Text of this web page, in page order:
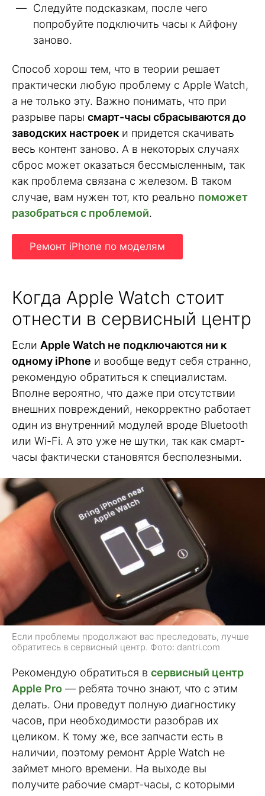
Следуйте подсказкам, после чего
попробуйте подключить часы к Айфону
заново.
Способ хорош тем, что в теории решает
практически любую проблему с Apple Watch,
а не только эту. Важно понимать, что при
разрыве пары смарт-часы сбрасываются до
заводских настроек и придется скачивать
весь контент заново. А в некоторых случаях
сброс может оказаться бессмысленным, так
как проблема связана с железом. В таком
случае, вам нужен тот, кто реально поможет
разобраться с проблемой.
Ремонт iPhone по моделям
Когда Apple Watch стоит
отнести в сервисный центр
Если Apple Watch не подключаются ни к
одному iPhone и вообще ведут себя странно,
рекомендую обратиться к специалистам.
Вполне вероятно, что даже при отсутствии
внешних повреждений, некорректно работает
один из внутренний модулей вроде Bluetooth
или Wi-Fi. А это уже не шутки, так как смарт-
часы фактически становятся бесполезными.
Если проблемы продолжают вас преследовать, лучше
обратитесь в сервисный центр. Фото: dantri.com
Рекомендую обратиться в сервисный центр
Apple Pro — ребята точно знают, что с этим
делать. Они проведут полную диагностику
часов, при необходимости разобрав их
целиком. К тому же, все запчасти есть в
наличии, поэтому ремонт Apple Watch не
займет много времени. На выходе вы
получите рабочие смарт-часы, с которыми